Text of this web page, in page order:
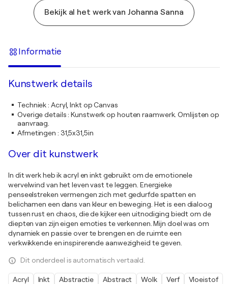
Bekijk al het werk van Johanna Sanna
Informatie
Kunstwerk details
Techniek: Acryl, Inkt op Canvas
Overige details:Kunstwerk op houten raamwerk. Omlijsten op
aanvraag.
Afmetingen : 31,5x31,5in
Over dit kunstwerk
In dit werk heb ik acryl en inkt gebruikt om de emotionele
wervelwind van het leven vast te leggen. Energieke
penseelstreken vermengen zich met gedurfde spatten en
belichamen een dans van kleur en beweging. Het is een dialoog
tussen rust en chaos, die de kijker een uitnodiging biedt om de
diepten van zijn eigen emoties te verkennen. Mijn doel was om
dynamiek en passie over te brengen en de ruimte een
verkwikkende en inspirerende aanwezigheid te geven.
Dit onderdeel is automatisch vertaald.
Acryl Inkt Abstractie Abstract Wolk Verf Vloeistof